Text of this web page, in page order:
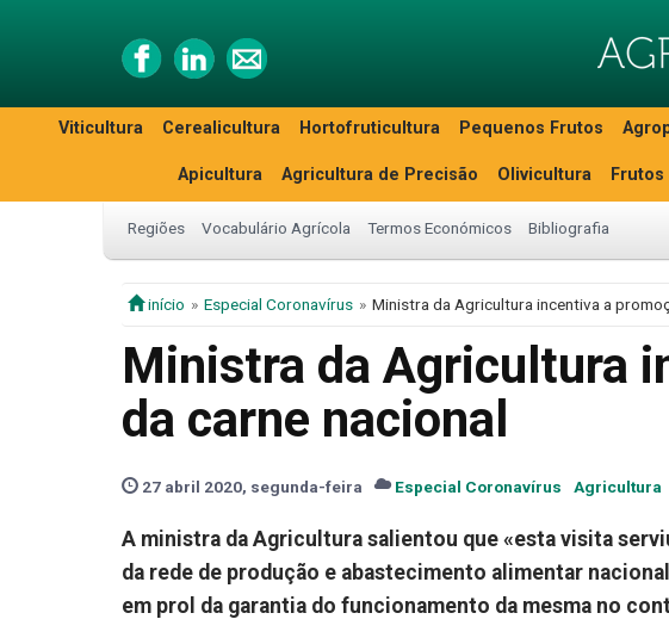
Viticultura Cerealicultura Hortofruticultura Pequenos Frutos
Apicultura Agricultura de Precisão Olivicultura Frutos
Regiões Vocabulário Agrícola Termos Económicos Bibliografia
início Especial Coronavírus Ministra da Agricultura incentiva a
Ministra da Agricultura
da carne nacional
27 abril 2020, segunda-feira Especial Coronavírus Agricultura
A ministra da Agricultura salientou que «esta visita
da rede de produção e abastecimento alimentar
em prol da garantia do funcionamento da mesma no